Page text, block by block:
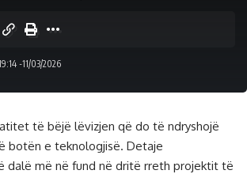
-11/03/2026
të bëjë lëvizjen që do të ndryshojë
botën e teknologjisë. Detaje
dalë më në fund në dritë rreth projektit të